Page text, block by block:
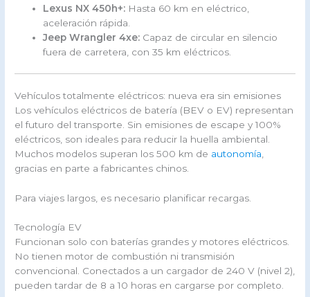
Lexus NX 450h+: Hasta 60 km en eléctrico,
aceleración rápida.
Jeep Wrangler 4xe: Capaz de circular en silencio
fuera de carretera, con 35 km eléctricos.
Vehículos totalmente eléctricos: nueva era sin emisiones
Los vehículos eléctricos de batería (BEV o EV) representan
el futuro del transporte. Sin emisiones de escape y 100%
eléctricos, son ideales para reducir la huella ambiental.
Muchos modelos superan los 500 km de autonomía
gracias en parte a fabricantes chinos.
Para viajes largos, es necesario planificar recargas.
Tecnología EV
Funcionan solo con baterías grandes y motores eléctricos.
No tienen motor de combustión ni transmisión
convencional. Conectados a un cargador de 240 V (nivel 2),
pueden tardar de 8 a 10 horas en cargarse por completo.